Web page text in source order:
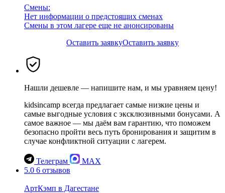
Смены:
Нет информации о предстоящих сменах
Смены в этом лагере еще не анонсированы
Оставить заявкуОставить заявку
Нашли дешевле — напишите нам, и мы уравняем цену!
kidsincamp всегда предлагает самые низкие цены и
самые выгодные условия с эксклюзивными бонусами. А
самое важное — мы даём вам гарантию, что поможем
безопасно пройти весь путь бронирования и защитим в
случае конфликтной ситуации с лагерем.
Телеграм
MAX
5.0 6 отзывов
АртКэмп в Дагестане